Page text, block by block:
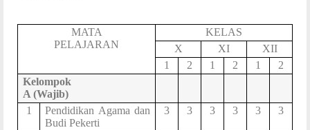
MATA
PELAJARAN
KELAS
X
XI
XII
1
2 1 2 1
2
Kelompok
A (Wajib)
1
Pendidikan Agama dan
Budi Pekerti
3 3 3 3 3 3